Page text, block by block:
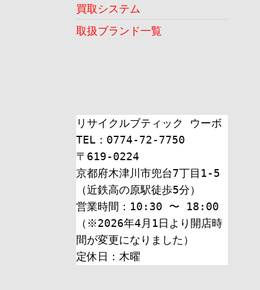
ョ
ン
買取システム
取扱ブランド一覧
リサイクルブティック ウーボ
TEL：0774-72-7750
〒619-0224
京都府木津川市兜台7丁目1-5
（近鉄高の原駅徒歩5分）
営業時間：10:30 〜 18:00
（※2026年4月1日より開店時
間が変更になりました）
定休日：木曜